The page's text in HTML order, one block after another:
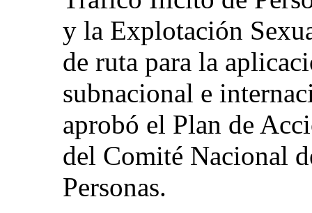
y la Explotación
de ruta para la
subnacional e
aprobó el Plan de
del Comité Nacional
Personas.